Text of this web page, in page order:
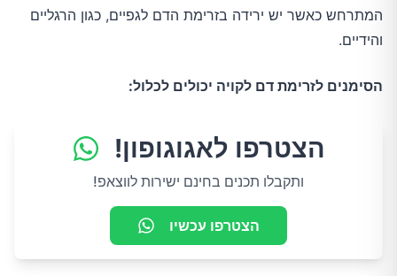
המתרחש כאשר יש ירידה בזרימת הדם לגפיים, כגון הרגליים
והידיים.
הסימנים לזרימת דם לקויה יכולים לכלול:
הצטרפו לאגוגופון!
ותקבלו תכנים בחינם ישירות לווצאפ!
הצטרפו עכשיו